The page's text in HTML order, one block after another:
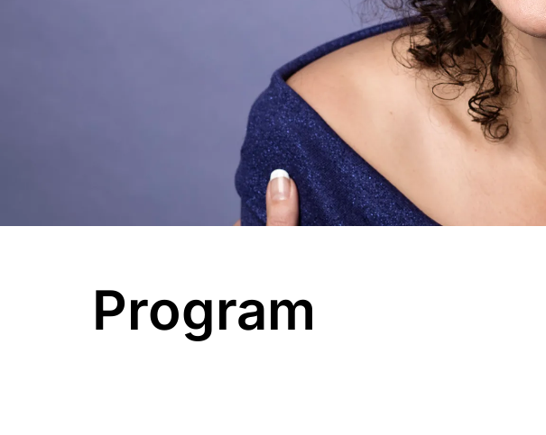
Program